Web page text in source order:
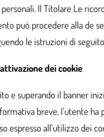
Il Titolare Le
può procedere alla de
le istruzioni di
dei cookie
e superando il banner
breve, l’utente ha
espresso all’utilizzo dei